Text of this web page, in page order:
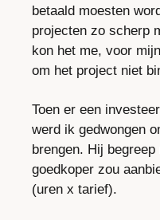
betaald moesten
projecten zo scherp
kon het me, voor
om het project niet
Toen er een
werd ik gedwongen
brengen. Hij
goedkoper zou
(uren x tarief).